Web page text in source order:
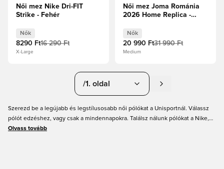
Női mez Nike Dri-FIT
Strike - Fehér
Nők
8290 Ft16 290 Ft
X-Large
Női mez Joma Románia
2026 Home Replica -
Nők
20 990 Ft31 990 Ft
Medium
/1. oldal
Szerezd be a legújabb és legstílusosabb női pólókat a Unisportnál. Válassz
pólót edzéshez, vagy csak a mindennapokra. Találsz nálunk pólókat a Nike,
adidas, PUMA és számos más neves márkától. Mindegyik kapható különböző
Olvass tovább